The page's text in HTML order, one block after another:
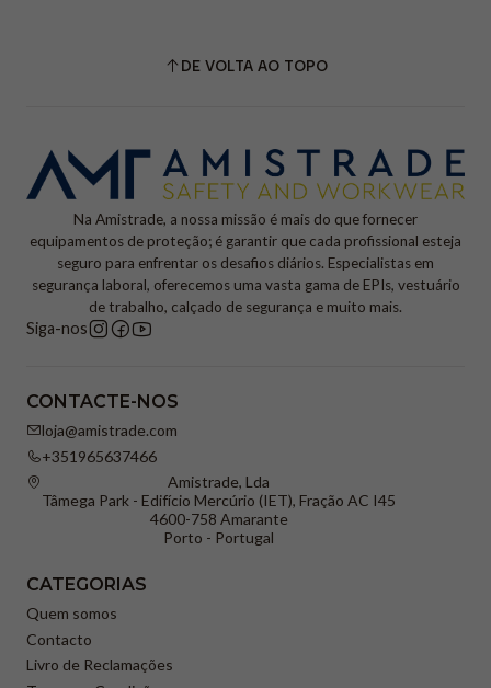
DE VOLTA AO TOPO
Na Amistrade, a nossa missão é mais do que fornecer
equipamentos de proteção; é garantir que cada profissional esteja
seguro para enfrentar os desafios diários. Especialistas em
segurança laboral, oferecemos uma vasta gama de EPIs, vestuário
de trabalho, calçado de segurança e muito mais.
Siga-nos
CONTACTE-NOS
loja@amistrade.com
+351965637466
Amistrade, Lda
Tâmega Park - Edifício Mercúrio (IET), Fração AC I45
4600-758 Amarante
Porto - Portugal
CATEGORIAS
Quem somos
Contacto
Livro de Reclamações